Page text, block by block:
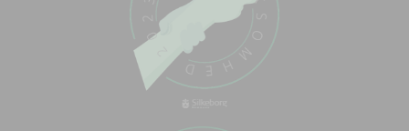
🏋️
Hej! Hvad kan jeg hjælpe med?
Stil mig et spørgsmål om vores produkter,